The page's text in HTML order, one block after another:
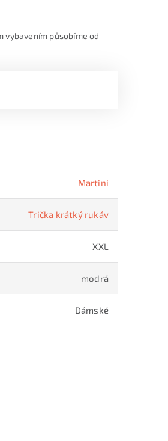
vybavením působíme od
Martini
Trička krátký rukáv
XXL
modrá
Dámské